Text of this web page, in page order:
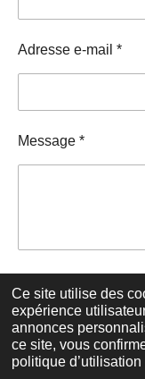
Ce site utilise des
expérience
annonces
ce site, vous
politique
Adresse e-mail *
Message *
Envoyer le